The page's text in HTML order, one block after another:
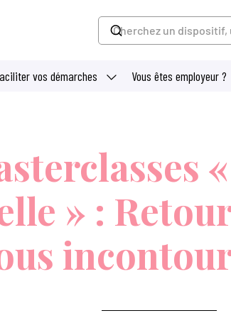
vos démarches Vous êtes employeur ?
» :